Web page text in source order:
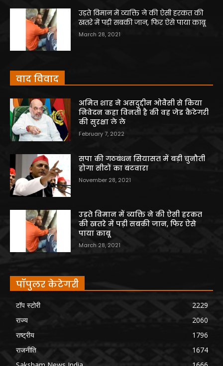
उड़ते विमान में व्यक्ति ने की ऐसी हरकत की
खतरे में पड़ी सबकी जान, फिर ऐसे पाया काबू
March 28, 2021
वाद विवाद
अमित शाह ने असदुद्दीन ओवैसी से किया
निवेदन कहा विनती है की वह जेड कैटेगरी
की सुरक्षा ले ले
February 7, 2022
सपा की गठबंधन सियासत में बड़ी चुनौती
होगा सीटों का बंटवारा
November 28, 2021
उड़ते विमान में व्यक्ति ने की ऐसी हरकत
की खतरे में पड़ी सबकी जान, फिर ऐसे
पाया काबू
March 28, 2021
पॉपुलर केटेगरी
टॉप स्टोरी
2229
राज्य
2060
राष्ट्रीय
1796
राजनीति
1674